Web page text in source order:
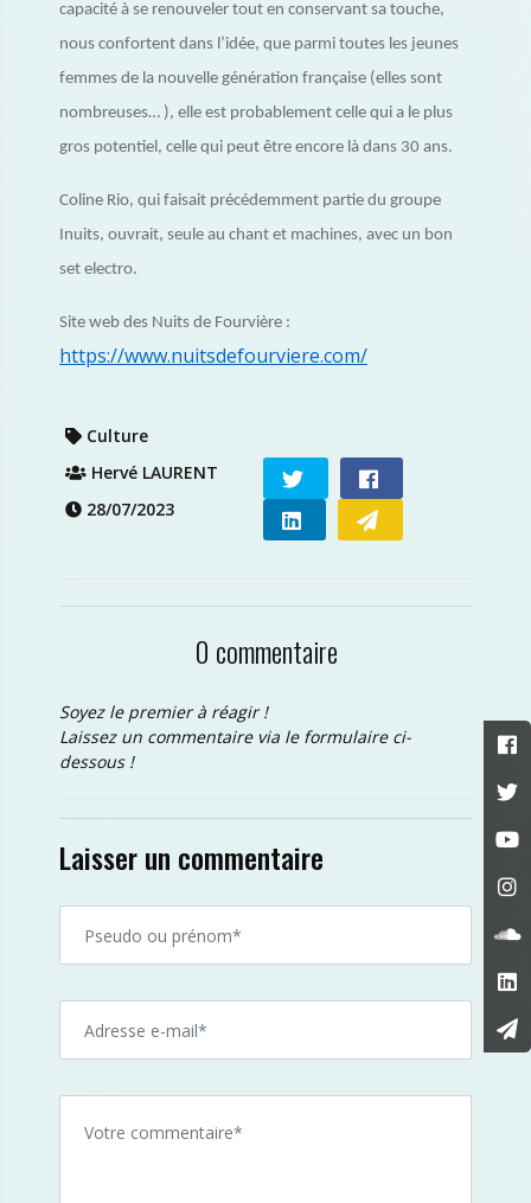
capacité à se renouveler tout en conservant sa touche,
nous confortent dans l’idée, que parmi toutes les jeunes
femmes de la nouvelle génération française (elles sont
nombreuses… ), elle est probablement celle qui a le plus
gros potentiel, celle qui peut être encore là dans 30 ans.
Coline Rio, qui faisait précédemment partie du groupe
Inuits, ouvrait, seule au chant et machines, avec un bon
set electro.
Site web des Nuits de Fourvière :
https://www.nuitsdefourviere.com/
Culture
Hervé LAURENT
28/07/2023
0 commentaire
Soyez le premier à réagir !
Laissez un commentaire via le formulaire ci-
dessous !
Laisser un commentaire